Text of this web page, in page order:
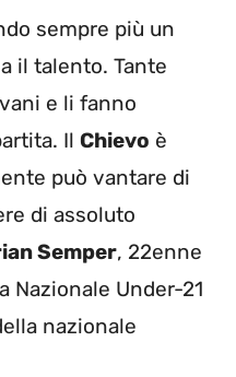
sempre più un
il talento. Tante
e li fanno
Il Chievo è
può vantare di
di assoluto
Semper, 22enne
Nazionale Under-21
nazionale